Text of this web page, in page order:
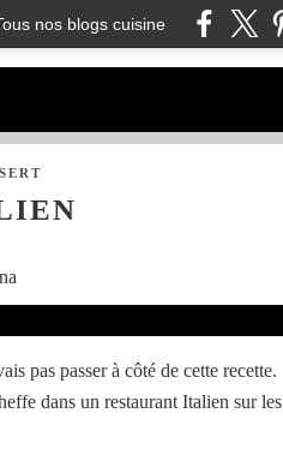
nos blogs cuisine
pas passer à côté de cette recette.
dans un restaurant Italien sur les